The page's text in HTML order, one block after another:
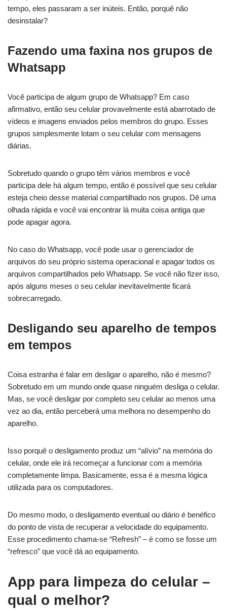
tempo, eles passaram a ser inúteis. Então, porquê não
desinstalar?
Fazendo uma faxina nos grupos de
Whatsapp
Você participa de algum grupo de Whatsapp? Em caso
afirmativo, então seu celular provavelmente está abarrotado de
vídeos e imagens enviados pelos membros do grupo. Esses
grupos simplesmente lotam o seu celular com mensagens
diárias.
Sobretudo quando o grupo têm vários membros e você
participa dele há algum tempo, então é possível que seu celular
esteja cheio desse material compartilhado nos grupos. Dê uma
olhada rápida e você vai encontrar lá muita coisa antiga que
pode apagar agora.
No caso do Whatsapp, você pode usar o gerenciador de
arquivos do seu próprio sistema operacional e apagar todos os
arquivos compartilhados pelo Whatsapp. Se você não fizer isso,
após alguns meses o seu celular inevitavelmente ficará
sobrecarregado.
Desligando seu aparelho de tempos
em tempos
Coisa estranha é falar em desligar o aparelho, não é mesmo?
Sobretudo em um mundo onde quase ninguém desliga o celular.
Mas, se você desligar por completo seu celular ao menos uma
vez ao dia, então perceberá uma melhora no desempenho do
aparelho.
Isso porquê o desligamento produz um “alívio” na memória do
celular, onde ele irá recomeçar a funcionar com a memória
completamente limpa. Basicamente, essa é a mesma lógica
utilizada para os computadores.
Do mesmo modo, o desligamento eventual ou diário é benéfico
do ponto de vista de recuperar a velocidade do equipamento.
Esse procedimento chama-se “Refresh” – é como se fosse um
“refresco” que você dá ao equipamento.
App para limpeza do celular –
qual o melhor?